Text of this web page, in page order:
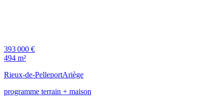
393 000 €
494 m²
Rieux-de-PelleportAriège
programme terrain + maison